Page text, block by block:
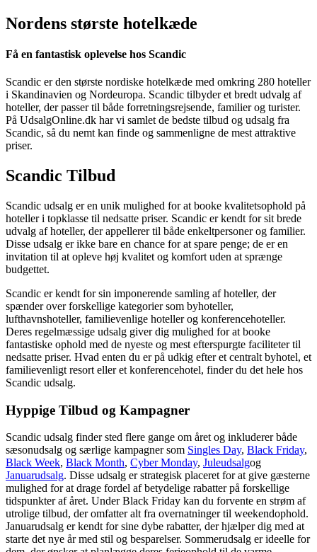
Nordens største hotelkæde
Få en fantastisk oplevelse hos Scandic
Scandic er den største nordiske hotelkæde med omkring 280 hoteller
i Skandinavien og Nordeuropa. Scandic tilbyder et bredt udvalg af
hoteller, der passer til både forretningsrejsende, familier og turister.
På UdsalgOnline.dk har vi samlet de bedste tilbud og udsalg fra
Scandic, så du nemt kan finde og sammenligne de mest attraktive
priser.
Scandic Tilbud
Scandic udsalg er en unik mulighed for at booke kvalitetsophold på
hoteller i topklasse til nedsatte priser. Scandic er kendt for sit brede
udvalg af hoteller, der appellerer til både enkeltpersoner og familier.
Disse udsalg er ikke bare en chance for at spare penge; de er en
invitation til at opleve høj kvalitet og komfort uden at sprænge
budgettet.
Scandic er kendt for sin imponerende samling af hoteller, der
spænder over forskellige kategorier som byhoteller,
lufthavnshoteller, familievenlige hoteller og konferencehoteller.
Deres regelmæssige udsalg giver dig mulighed for at booke
fantastiske ophold med de nyeste og mest efterspurgte faciliteter til
nedsatte priser. Hvad enten du er på udkig efter et centralt byhotel, et
familievenligt resort eller et konferencehotel, finder du det hele hos
Scandic udsalg.
Hyppige Tilbud og Kampagner
Scandic udsalg finder sted flere gange om året og inkluderer både
sæsonudsalg og særlige kampagner som Singles Day, Black Friday,
Black Week, Black Month, Cyber Monday, Juleudsalgog
Januarudsalg. Disse udsalg er strategisk placeret for at give gæsterne
mulighed for at drage fordel af betydelige rabatter på forskellige
tidspunkter af året. Under Black Friday kan du forvente en strøm af
utrolige tilbud, der omfatter alt fra overnatninger til weekendophold.
Januarudsalg er kendt for sine dybe rabatter, der hjælper dig med at
starte det nye år med stil og besparelser. Sommerudsalg er ideelle for